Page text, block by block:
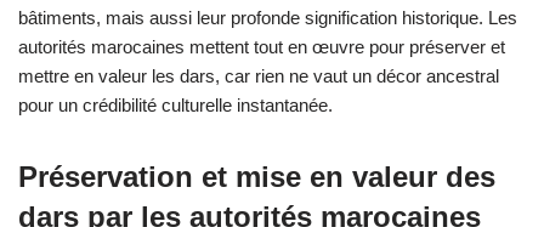
bâtiments, mais aussi leur profonde signification historique. Les
autorités marocaines mettent tout en œuvre pour préserver et
mettre en valeur les dars, car rien ne vaut un décor ancestral
pour un crédibilité culturelle instantanée.
Préservation et mise en valeur des
dars par les autorités marocaines